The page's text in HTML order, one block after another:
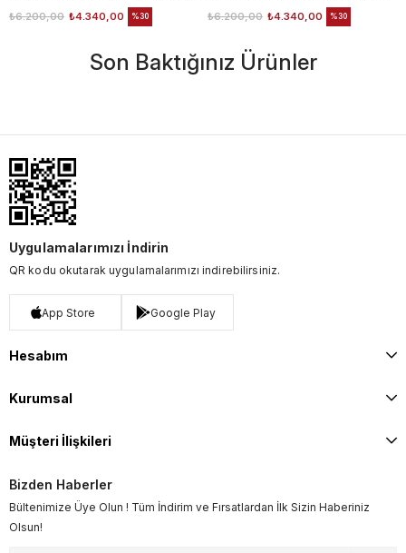
₺4.340,00
₺6.200,00 %30 ₺4.340,00
₺6.200,00 %30
Son Baktığınız Ürünler
Uygulamalarımızı İndirin
QR kodu okutarak uygulamalarımızı indirebilirsiniz.
App Store Google Play
Hesabım
Kurumsal
Müşteri İlişkileri
Bizden Haberler
Bültenimize Üye Olun ! Tüm İndirim ve Fırsatlardan İlk Sizin Haberiniz
Olsun!